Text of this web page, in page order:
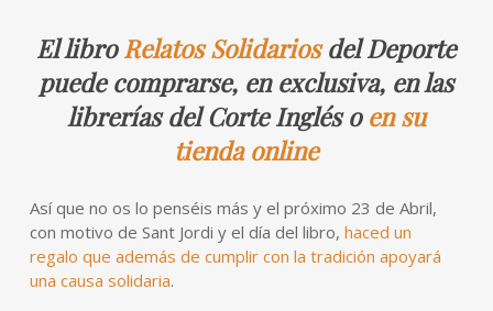
El libroRelatos Solidariosdel Deporte
puede comprarse, en exclusiva, en las
librerías del Corte Inglés o en su
tienda online
Así que no os lo penséis más y el próximo 23 de Abril,
con motivo de Sant Jordi y el día del libro, haced un
regalo que además de cumplir con la tradición apoyará
una causa solidaria.